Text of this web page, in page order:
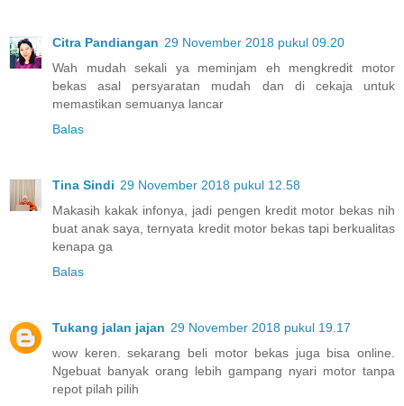
Citra Pandiangan 29 November 2018 pukul 09.20
Wah mudah sekali ya meminjam eh mengkredit motor
bekas asal persyaratan mudah dan di cekaja untuk
memastikan semuanya lancar
Balas
Tina Sindi 29 November 2018 pukul 12.58
Makasih kakak infonya, jadi pengen kredit motor bekas nih
buat anak saya, ternyata kredit motor bekas tapi berkualitas
kenapa ga
Balas
Tukang jalan jajan 29 November 2018 pukul 19.17
wow keren. sekarang beli motor bekas juga bisa online.
Ngebuat banyak orang lebih gampang nyari motor tanpa
repot pilah pilih